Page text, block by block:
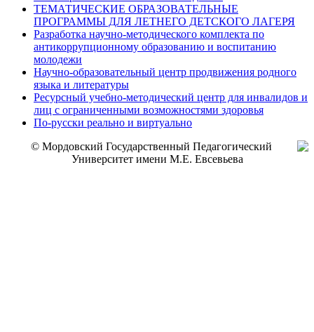
ТЕМАТИЧЕСКИЕ ОБРАЗОВАТЕЛЬНЫЕ
ПРОГРАММЫ ДЛЯ ЛЕТНЕГО ДЕТСКОГО ЛАГЕРЯ
Разработка научно-методического комплекта по
антикоррупционному образованию и воспитанию
молодежи
Научно-образовательный центр продвижения родного
языка и литературы
Ресурсный учебно-методический центр для инвалидов и
лиц с ограниченными возможностями здоровья
По-русски реально и виртуально
© Мордовский Государственный Педагогический
Университет имени М.Е. Евсевьева